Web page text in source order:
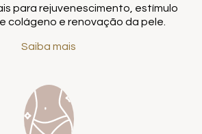
para rejuvenescimento, estímulo
colágeno e renovação da pele.
Saiba mais